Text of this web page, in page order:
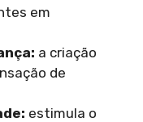
em
a criação
de
estimula o